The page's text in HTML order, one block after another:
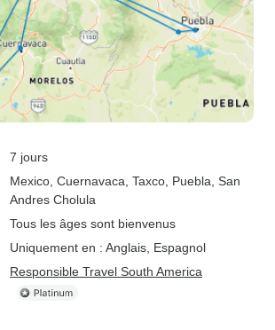
7 jours
Mexico , Cuernavaca , Taxco , Puebla , San
Andres Cholula
Tous les âges sont bienvenus
Uniquement en : Anglais, Espagnol
Responsible Travel South America